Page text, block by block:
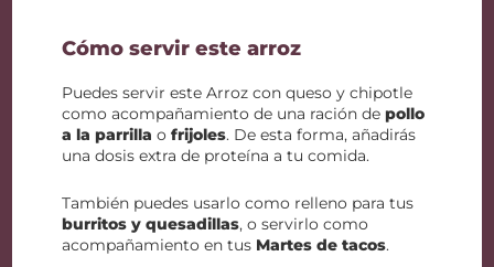
Cómo servir este arroz
Puedes servir este Arroz con queso y chipotle
como acompañamiento de una ración depollo
a la parrilla ofrijoles. De esta forma, añadirás
una dosis extra de proteína a tu comida.
También puedes usarlo como relleno para tus
burritos y quesadillas, o servirlo como
acompañamiento en tus Martes de tacos.